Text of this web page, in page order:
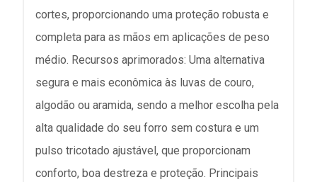
cortes, proporcionando uma proteção robusta e
completa para as mãos em aplicações de peso
médio. Recursos aprimorados: Uma alternativa
segura e mais econômica às luvas de couro,
algodão ou aramida, sendo a melhor escolha pela
alta qualidade do seu forro sem costura e um
pulso tricotado ajustável, que proporcionam
conforto, boa destreza e proteção. Principais